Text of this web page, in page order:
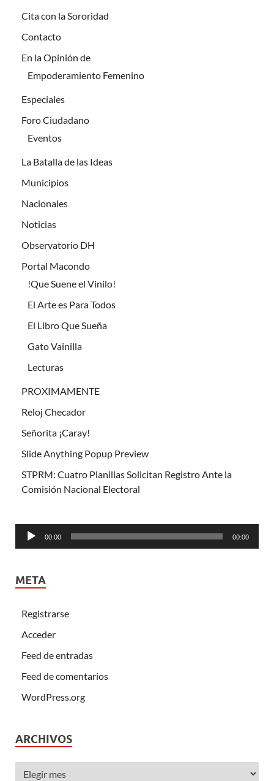
Cita con la Sororidad
Contacto
En la Opinión de
Empoderamiento Femenino
Especiales
Foro Ciudadano
Eventos
La Batalla de las Ideas
Municipios
Nacionales
Noticias
Observatorio DH
Portal Macondo
!Que Suene el Vinilo!
El Arte es Para Todos
El Libro Que Sueña
Gato Vainilla
Lecturas
PROXIMAMENTE
Reloj Checador
Señorita ¡Caray!
Slide Anything Popup Preview
STPRM: Cuatro Planillas Solicitan Registro Ante la
Comisión Nacional Electoral
Reproductor
00:00 00:00
META
Registrarse
Acceder
Feed de entradas
Feed de comentarios
WordPress.org
ARCHIVOS